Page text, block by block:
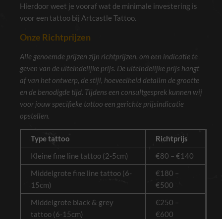
Hierdoor weet je vooraf wat de minimale investering is
voor een tattoo bij Artcastle Tattoo.
Onze Richtprijzen
Alle genoemde prijzen zijn richtprijzen, om een indicatie te
geven van de uiteindelijke prijs. De uiteindelijke prijs hangt
af van het ontwerp, de stijl, hoeveelheid detailm de grootte
en de benodigde tijd. Tijdens een consultgesprek kunnen wij
voor jouw specifieke tattoo een gerichte prijsindicatie
opstellen.
Type tattoo
Richtprijs
Kleine fine line tattoo (2-5cm)
€80 – €140
Middelgrote fine line tattoo (6-
15cm)
€180 –
€500
Middelgrote black & grey
tattoo (6-15cm)
€250 –
€600